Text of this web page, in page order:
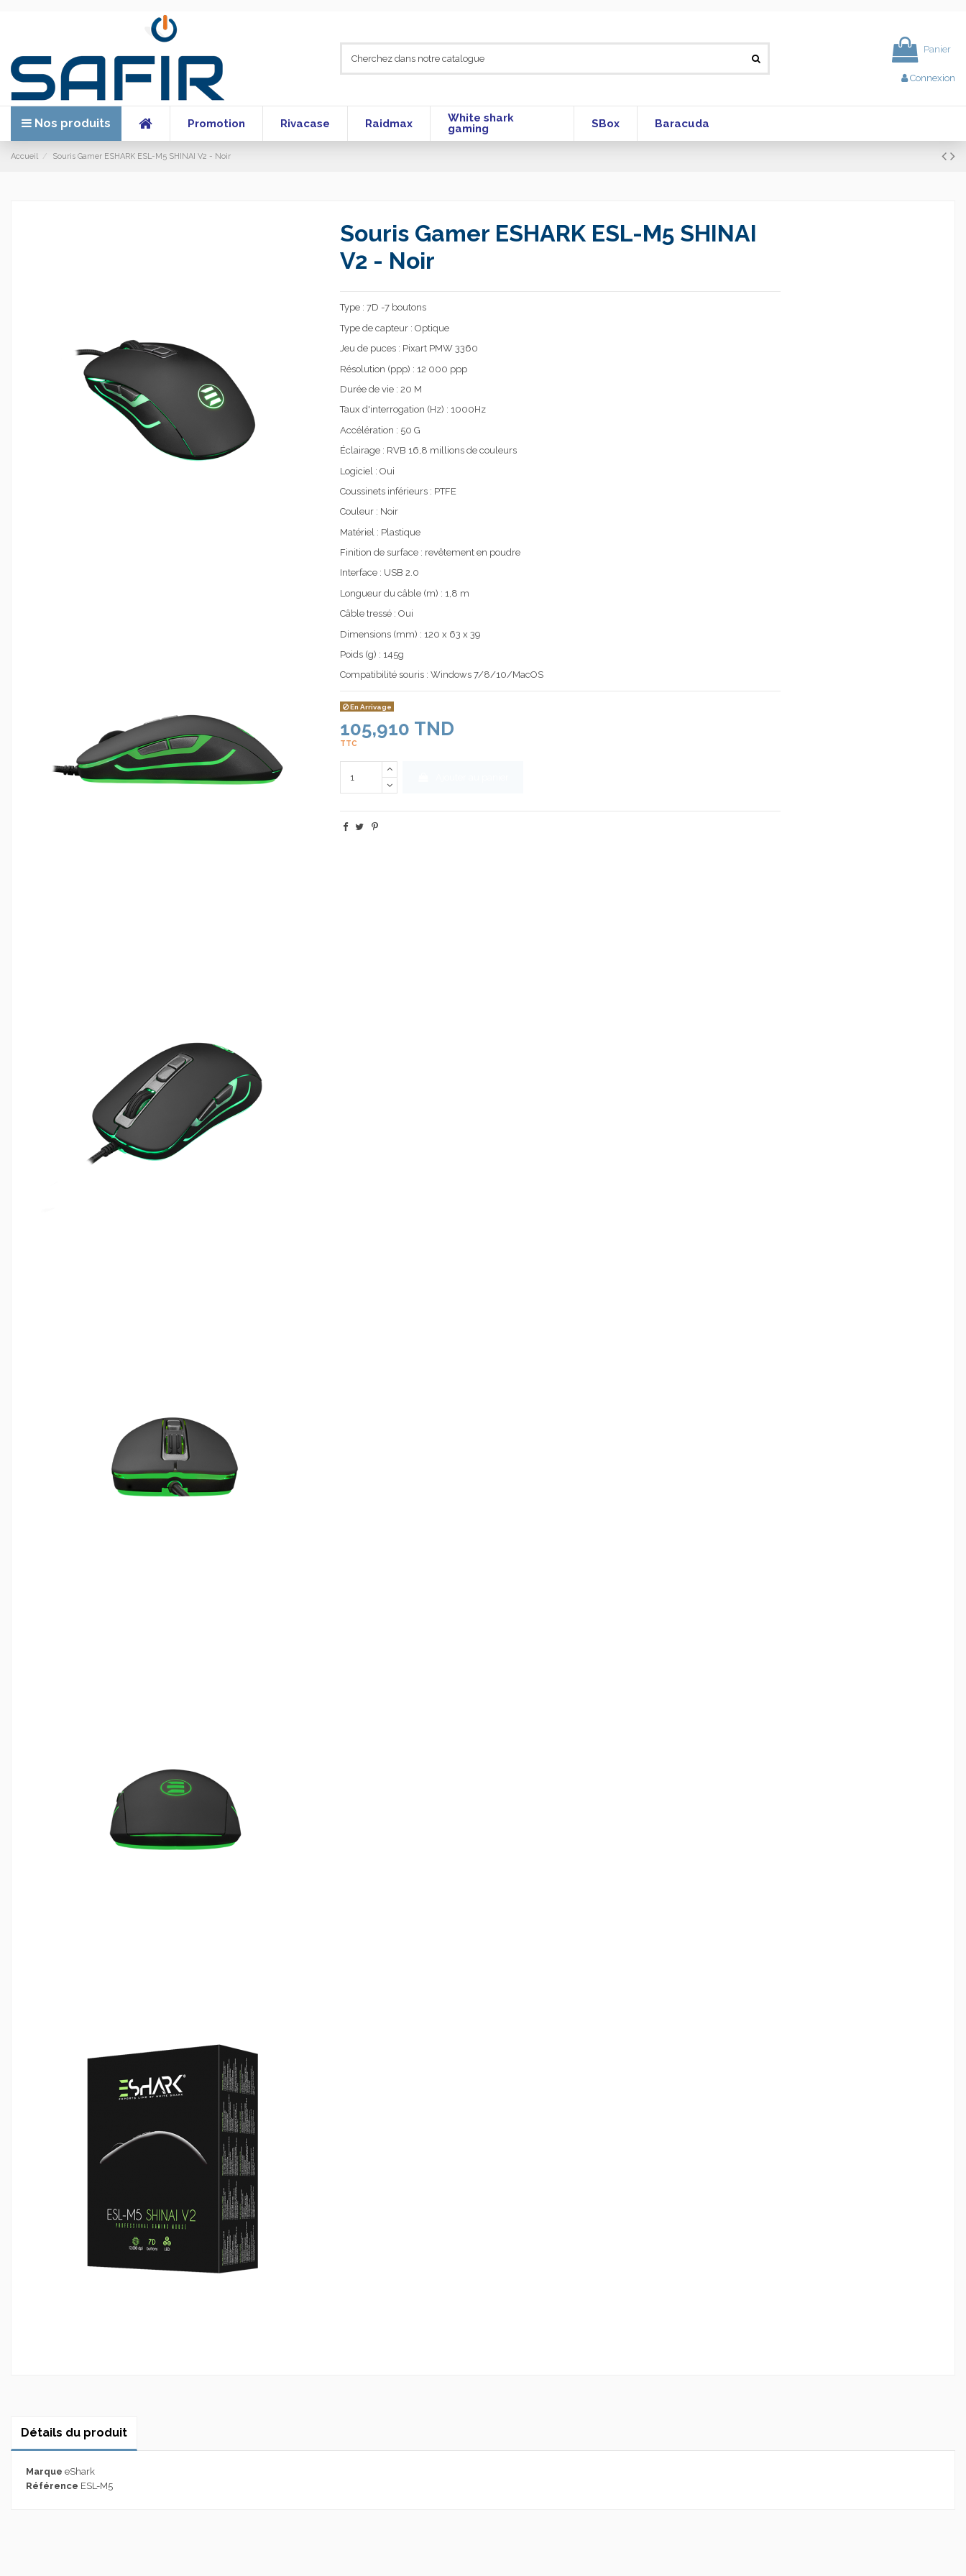
Panier
Connexion
Nos produits Promotion Rivacase Raidmax
White shark
gaming
SBox Baracuda
Accueil Souris Gamer ESHARK ESL-M5 SHINAI V2 - Noir
Souris Gamer ESHARK ESL-M5 SHINAI
V2 - Noir
Type : 7D -7 boutons
Type de capteur : Optique
Jeu de puces : Pixart PMW 3360
Résolution (ppp) : 12 000 ppp
Durée de vie : 20 M
Taux d'interrogation (Hz) : 1000Hz
Accélération : 50 G
Éclairage : RVB 16,8 millions de couleurs
Logiciel : Oui
Coussinets inférieurs : PTFE
Couleur : Noir
Matériel : Plastique
Finition de surface : revêtement en poudre
Interface : USB 2.0
Longueur du câble (m) : 1,8 m
Câble tressé : Oui
Dimensions (mm) : 120 x 63 x 39
Poids (g) : 145g
Compatibilité souris : Windows 7/8/10/MacOS
En Arrivage
105,910 TND
TTC
Détails du produit
Marque eShark
Référence ESL-M5